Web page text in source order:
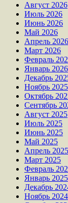
Август 2026
Июль 2026
Июнь 2026
Май 2026
Апрель 2026
Март 2026
Февраль
Январь 2026
Декабрь
Ноябрь 2025
Октябрь
Сентябрь
Август 2025
Июль 2025
Июнь 2025
Май 2025
Апрель 2025
Март 2025
Февраль
Январь 2025
Декабрь
Ноябрь 2024